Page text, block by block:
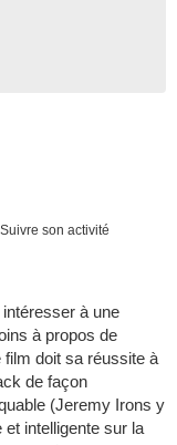
Suivre son activité
à une
à propos de
doit sa réussite à
de façon
(Jeremy Irons y
intelligente sur la